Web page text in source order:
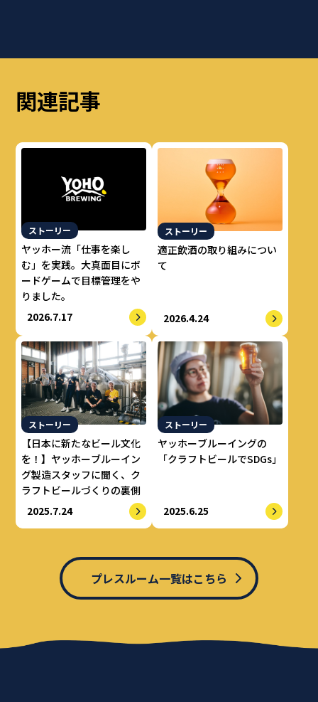
関連記事
ストーリー
ヤッホー流「仕事を楽し
む」を実践。大真面目にボ
ードゲームで目標管理をや
りました。
2026.7.17
ストーリー
適正飲酒の取り組みについ
て
2026.4.24
ストーリー
【日本に新たなビール文化
を！】ヤッホーブルーイン
グ製造スタッフに聞く、ク
ラフトビールづくりの裏側
2025.7.24
ストーリー
ヤッホーブルーイングの
「クラフトビールでSDGs」
2025.6.25
プレスルーム一覧はこちら